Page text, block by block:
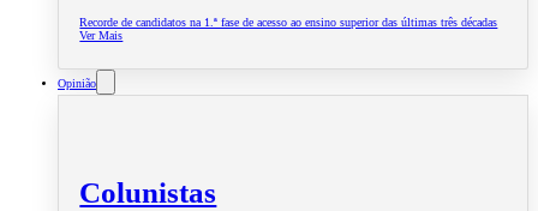
Recorde de candidatos na 1.ª fase de acesso ao ensino superior das últimas três décadas
Ver Mais
Opinião
Colunistas